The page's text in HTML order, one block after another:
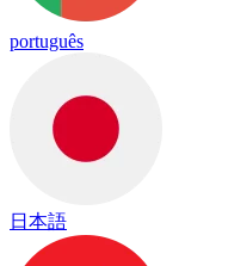
português
日本語